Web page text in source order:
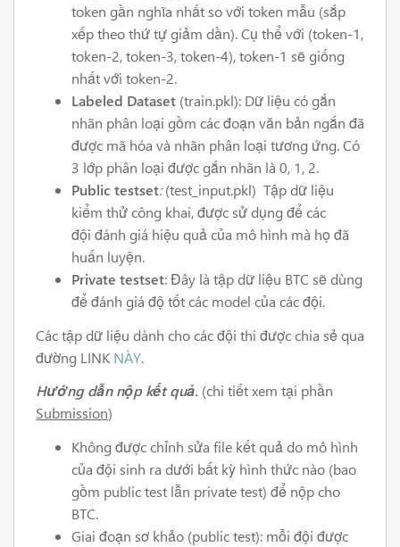
token gần nghĩa nhất so với token mẫu (sắp
xếp theo thứ tự giảm dần). Cụ thể với (token-1,
token-2, token-3, token-4), token-1 sẽ giống
nhất với token-2.
Labeled Dataset (train.pkl): Dữ liệu có gắn
nhãn phân loại gồm các đoạn văn bản ngắn đã
được mã hóa và nhãn phân loại tương ứng. Có
3 lớp phân loại được gắn nhãn là 0, 1, 2.
Public testset:(test_input.pkl) Tập dữ liệu
kiểm thử công khai, được sử dụng để các
đội đánh giá hiệu quả của mô hình mà họ đã
huấn luyện.
Private testset: Đây là tập dữ liệu BTC sẽ dùng
để đánh giá độ tốt các model của các đội.
Các tập dữ liệu dành cho các đội thi được chia sẻ qua
đường LINK NÀY.
Hướng dẫn nộp kết quả. (chi tiết xem tại phần
Submission)
Không được chỉnh sửa file kết quả do mô hình
của đội sinh ra dưới bất kỳ hình thức nào (bao
gồm public test lẫn private test) để nộp cho
BTC.
Giai đoạn sơ khảo (public test): mỗi đội được